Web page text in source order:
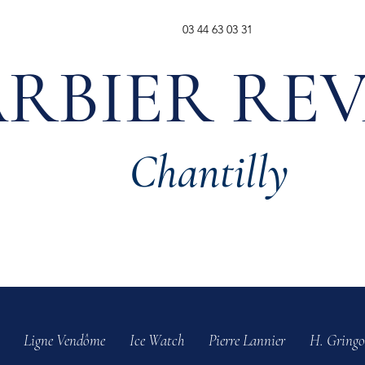
03 44 63 03 31
Chantilly
Ligne Vendôme Ice Watch Pierre Lannier H.